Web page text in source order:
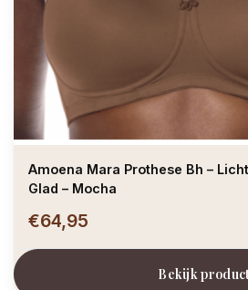
Amoena Mara Prothese Bh –
Glad – Mocha
€64,95
Bekijk